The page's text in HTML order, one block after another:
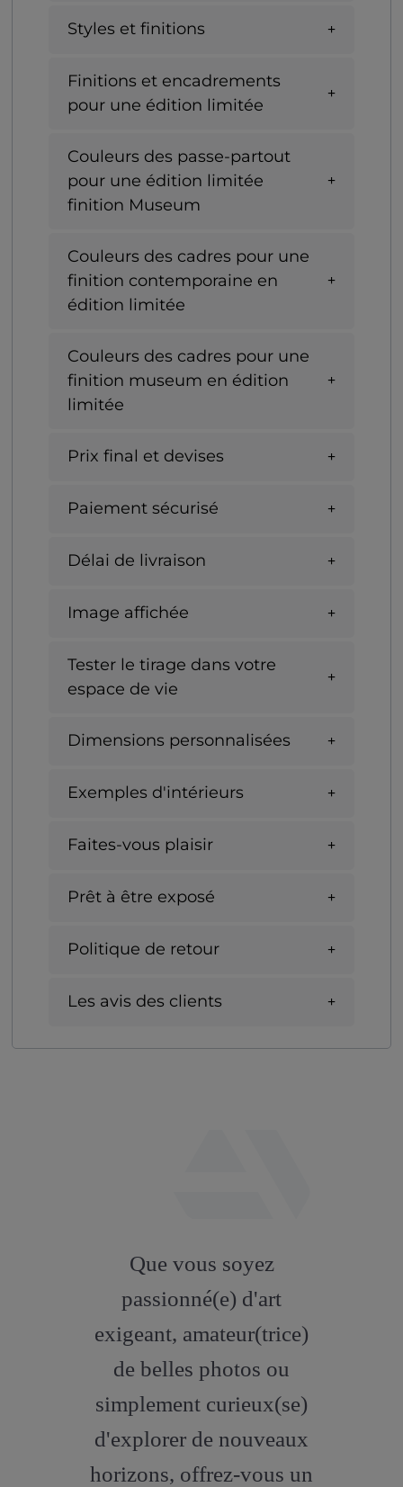
Styles et finitions
Finitions et encadrements
pour une édition limitée
Couleurs des passe-partout
pour une édition limitée
finition Museum
Couleurs des cadres pour une
finition contemporaine en
édition limitée
Couleurs des cadres pour une
finition museum en édition
limitée
Prix final et devises
Paiement sécurisé
Délai de livraison
Image affichée
Tester le tirage dans votre
espace de vie
Dimensions personnalisées
Exemples d'intérieurs
Faites-vous plaisir
Prêt à être exposé
Politique de retour
Les avis des clients
artstation
Que vous soyez
passionné(e) d'art
exigeant, amateur(trice)
de belles photos ou
simplement curieux(se)
d'explorer de nouveaux
horizons, offrez-vous un